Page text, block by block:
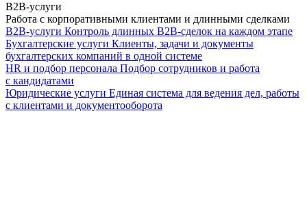
B2B-услуги
Работа с корпоративными клиентами и длинными сделками
B2B-услуги Контроль длинных B2B-сделок на каждом этапе
Бухгалтерские услуги Клиенты, задачи и документы
бухгалтерских компаний в одной системе
HR и подбор персонала Подбор сотрудников и работа
с кандидатами
Юридические услуги Единая система для ведения дел, работы
с клиентами и документооборота